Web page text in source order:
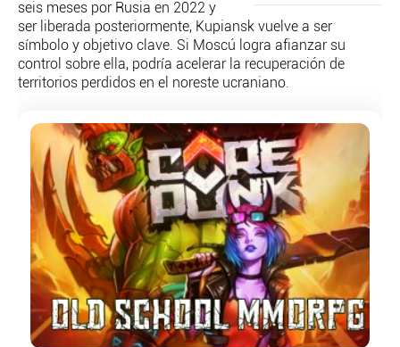
HEMEROTECA
SERVICIOS
OFERTAS
ENLACES
MEDIOS
MÁS SERVICIOS
EDICIONES
AMÉRICA
ESPAÑA
seis meses por Rusia en 2022 y
ser liberada posteriormente, Kupiansk vuelve a ser
símbolo y objetivo clave. Si Moscú logra afianzar su
control sobre ella, podría acelerar la recuperación de
territorios perdidos en el noreste ucraniano.